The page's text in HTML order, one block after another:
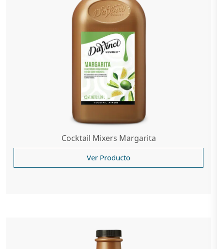
Cocktail Mixers Margarita
Ver Producto